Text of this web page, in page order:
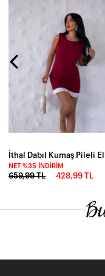
NET %35 İNDIRIM
659,99 TL 428,99 TL